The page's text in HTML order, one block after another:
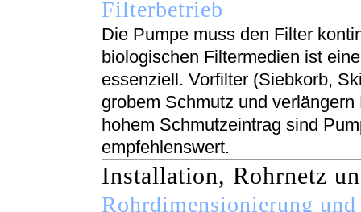
Filterbetrieb
Die Pumpe muss den Filter
biologischen Filtermedien ist
essenziell. Vorfilter (Siebkorb,
grobem Schmutz und
hohem Schmutzeintrag sind
empfehlenswert.
Installation, Rohrnetz
Rohrdimensionierung